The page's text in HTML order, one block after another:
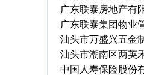
广东联泰房地产有
广东联泰集团物业
汕头市万盛兴五金
汕头市潮南区两英
中国人寿保险股份